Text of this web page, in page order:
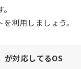
利用しましょう。
が対応してるOS